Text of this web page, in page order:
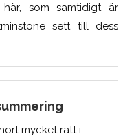
som samtidigt är
sett till dess
mycket rätt i